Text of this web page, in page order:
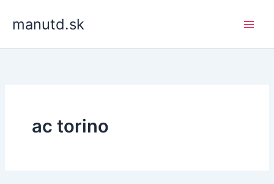
manutd.sk
ac torino